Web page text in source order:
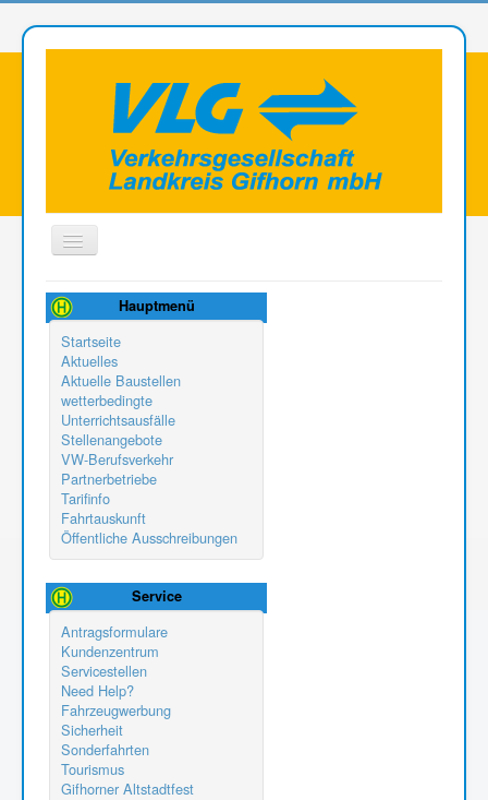
Toggle
Navigation
Aktuelle Seite: Kontakt
Hauptmenü
Startseite
Aktuelles
Aktuelle Baustellen
wetterbedingte
Unterrichtsausfälle
Stellenangebote
VW-Berufsverkehr
Partnerbetriebe
Tarifinfo
Fahrtauskunft
Öffentliche Ausschreibungen
Service
Antragsformulare
Kundenzentrum
Servicestellen
Need Help?
Fahrzeugwerbung
Sicherheit
Sonderfahrten
Tourismus
Gifhorner Altstadtfest